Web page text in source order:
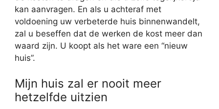
kan aanvragen. En als u achteraf met
voldoening uw verbeterde huis binnenwandelt,
zal u beseffen dat de werken de kost meer dan
waard zijn. U koopt als het ware een “nieuw
huis”.
Mijn huis zal er nooit meer
hetzelfde uitzien